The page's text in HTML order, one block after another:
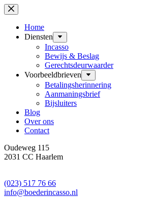
Ga
naar
inhoud
Home
Diensten
Incasso
Bewijs & Beslag
Gerechtsdeurwaarder
Voorbeeldbrieven
Betalingsherinnering
Aanmaningsbrief
Bijsluiters
Blog
Over ons
Contact
Oudeweg 115
2031 CC Haarlem
(023) 517 76 66
info@boederincasso.nl